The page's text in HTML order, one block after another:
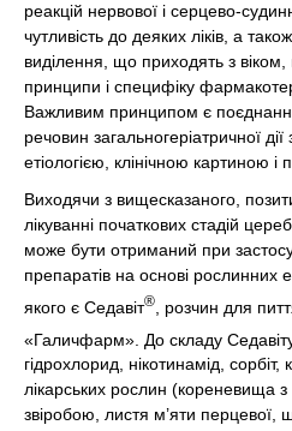
реакцій нервової і серцево-
чутливість до деяких ліків, а
виділення, що приходять з віком,
принципи і специфіку
Важливим принципом є
речовин загальногеріатричної дії
етіологією, клінічною картиною і
Виходячи з вищесказаного,
лікуванні початкових стадій
може бути отриманий при
препаратів на основі рослинних
якого є Седавіт®
, розчин для
«Галичфарм». До складу
гідрохлорид, нікотинамід,
лікарських рослин (кореневища
звіробою, листя м’яти